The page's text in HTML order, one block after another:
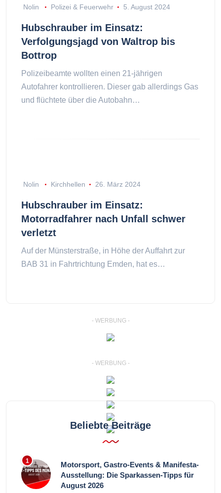
Nolin Polizei & Feuerwehr 5. August 2024
Hubschrauber im Einsatz:
Verfolgungsjagd von Waltrop bis
Bottrop
Polizeibeamte wollten einen 21-jährigen
Autofahrer kontrollieren. Dieser gab allerdings Gas
und flüchtete über die Autobahn…
Nolin Kirchhellen 26. März 2024
Hubschrauber im Einsatz:
Motorradfahrer nach Unfall schwer
verletzt
Auf der Münsterstraße, in Höhe der Auffahrt zur
BAB 31 in Fahrtrichtung Emden, hat es…
- WERBUNG -
- WERBUNG -
Beliebte Beiträge
Motorsport, Gastro-Events & Manifesta-
Ausstellung: Die Sparkassen-Tipps für
August 2026